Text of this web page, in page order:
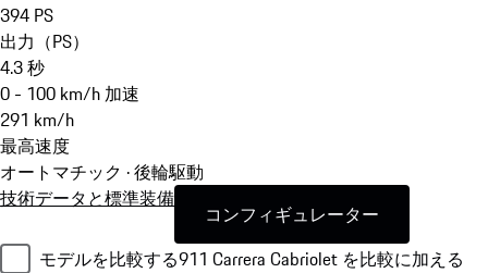
394 PS
出力（PS）
4.3秒
0 - 100 km/h 加速
291 km/h
最高速度
オートマチック · 後輪駆動
技術データと標準装備
コンフィギュレーター
モデルを比較する911 Carrera Cabriolet を比較に加える